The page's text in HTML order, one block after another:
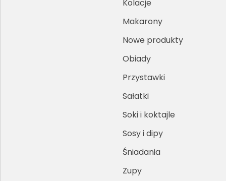
Kolacje
Makarony
Nowe produkty
Obiady
Przystawki
Sałatki
Soki i koktajle
Sosy i dipy
Śniadania
Zupy